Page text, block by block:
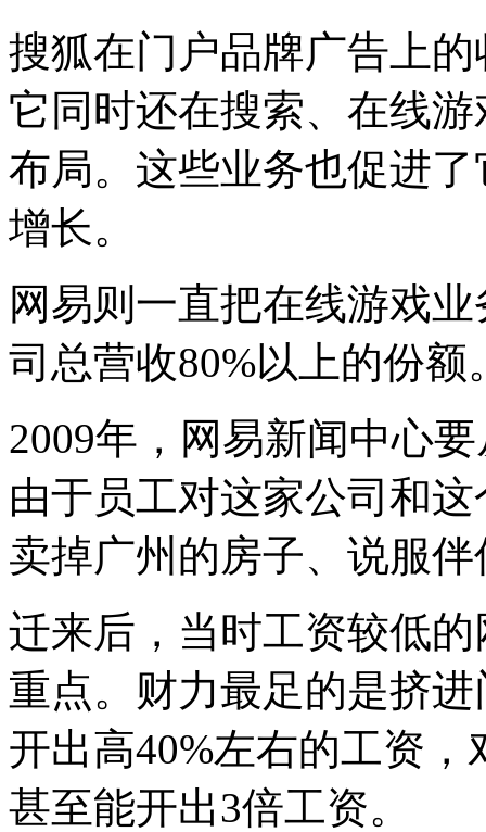
搜狐在门户品牌广告上
它同时还在搜索、在线
布局。这些业务也促进
增长。
网易则一直把在线游戏
司总营收80%以上的份额
2009年，网易新闻中心
由于员工对这家公司和
卖掉广州的房子、说服
迁来后，当时工资较低
重点。财力最足的是挤
开出高40%左右的工资
甚至能开出3倍工资。